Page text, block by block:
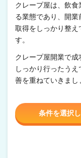
クレープ屋は、飲食
る業態であり、開
取得をしっかり整
す。
クレープ屋開業で
しっかり行ったう
善を重ねていきまし
条件を選択